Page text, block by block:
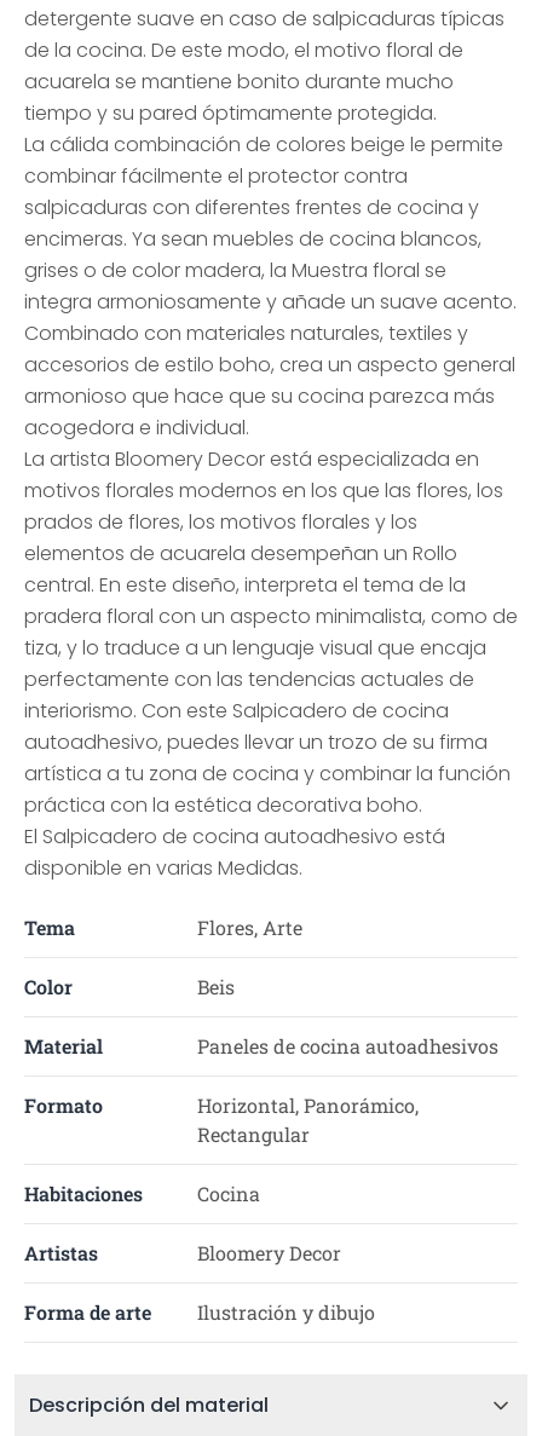
detergente suave en caso de salpicaduras típicas
de la cocina. De este modo, el motivo floral de
acuarela se mantiene bonito durante mucho
tiempo y su pared óptimamente protegida.
La cálida combinación de colores beige le permite
combinar fácilmente el protector contra
salpicaduras con diferentes frentes de cocina y
encimeras. Ya sean muebles de cocina blancos,
grises o de color madera, la Muestra floral se
integra armoniosamente y añade un suave acento.
Combinado con materiales naturales, textiles y
accesorios de estilo boho, crea un aspecto general
armonioso que hace que su cocina parezca más
acogedora e individual.
La artista Bloomery Decor está especializada en
motivos florales modernos en los que las flores, los
prados de flores, los motivos florales y los
elementos de acuarela desempeñan un Rollo
central. En este diseño, interpreta el tema de la
pradera floral con un aspecto minimalista, como de
tiza, y lo traduce a un lenguaje visual que encaja
perfectamente con las tendencias actuales de
interiorismo. Con este Salpicadero de cocina
autoadhesivo, puedes llevar un trozo de su firma
artística a tu zona de cocina y combinar la función
práctica con la estética decorativa boho.
El Salpicadero de cocina autoadhesivo está
disponible en varias Medidas.
Tema Flores, Arte
Color Beis
Material Paneles de cocina autoadhesivos
Formato
Horizontal, Panorámico,
Rectangular
Habitaciones Cocina
Artistas Bloomery Decor
Forma de arte Ilustración y dibujo
Descripción del material